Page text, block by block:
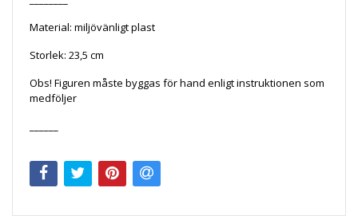
Material: miljövänligt plast
Storlek: 23,5 cm
Obs! Figuren måste byggas för hand enligt instruktionen som
medföljer